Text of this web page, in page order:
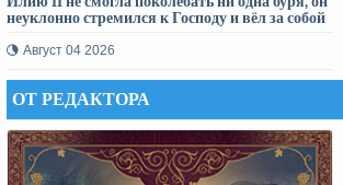
неуклонно стремился к Господу и вёл за собой
Август 04 2026
ОТ РЕДАКТОРА